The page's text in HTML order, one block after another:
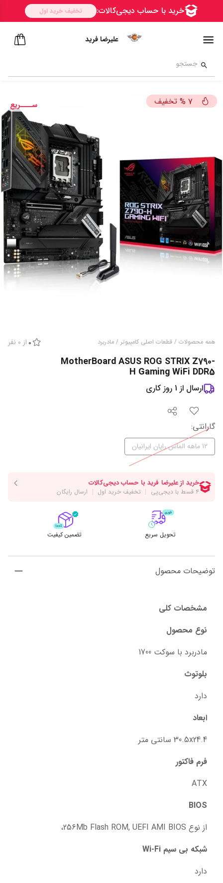
علیرضا فرید
ســــریع 7
% تخفیف
همه محصولات / قطعات اصلی کامپیوتر / مادربرد 0 از 0 نفر
MotherBoard ASUS ROG STRIX Z790-
H Gaming WiFi DDR5
ارسال از 1 روز کاری
گارانتی:
12 ماهه الماس رایان ایرانیان
تحویل سریع تضمین کیفیت
توضیحات محصول
مشخصات کلی
نوع محصول
مادربرد با سوکت 1700
بلوتوث
دارد
ابعاد
30.5x24.4 سانتی متر
فرم فاکتور
ATX
BIOS
از نوع 256Mb Flash ROM, UEFI AMI BIOS،
شبکه بی سیم Wi-Fi
دارد